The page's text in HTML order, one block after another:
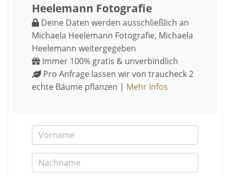
Heelemann Fotografie
Deine Daten werden ausschließlich an
Michaela Heelemann Fotografie, Michaela
Heelemann weitergegeben
Immer 100% gratis & unverbindlich
Pro Anfrage lassen wir von traucheck 2
echte Bäume pflanzen | Mehr Infos